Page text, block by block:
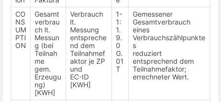
CO
NS
UM
PTI
ON
Gesamt
verbrau
ch lt.
Messun
g (bei
Teilnah
me
gem.
Erzeugu
ng)
[KWH]
Verbrauch
lt.
Messung
entspreche
nd dem
Teilnahmef
aktor je ZP
und
EC-ID
[KWH]
1-
1:
1.
9.
0
G.
01
T
Gemessener
Gesamtverbrauch
eines
Verbrauchszählpunkte
s
reduziert
entsprechend dem
Teilnahmefaktor;
errechneter Wert.